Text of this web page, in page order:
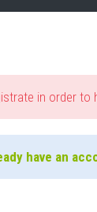
in order
have an